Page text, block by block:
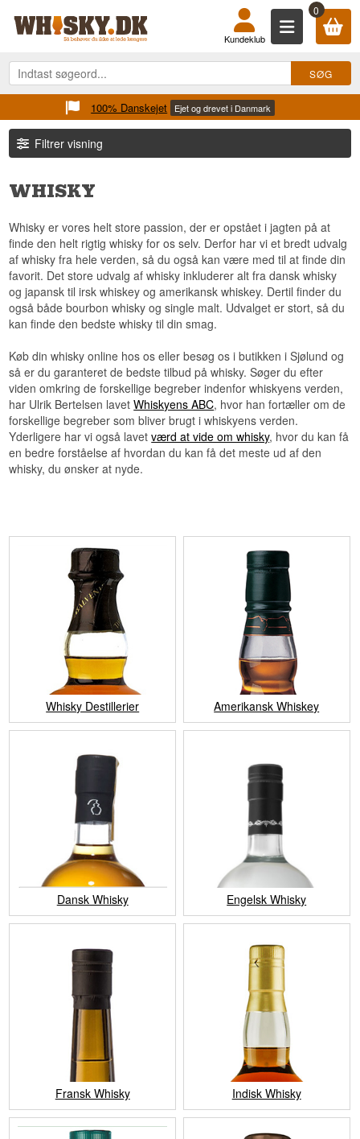
0
Kundeklub
100% Danskejet Ejet og drevet i Danmark
Filtrer visning
WHISKY
Whisky er vores helt store passion, der er opstået i jagten på at
finde den helt rigtig whisky for os selv. Derfor har vi et bredt udvalg
af whisky fra hele verden, så du også kan være med til at finde din
favorit. Det store udvalg af whisky inkluderer alt fra dansk whisky
og japansk til irsk whiskey og amerikansk whiskey. Dertil finder du
også både bourbon whisky og single malt. Udvalget er stort, så du
kan finde den bedste whisky til din smag.
Køb din whisky online hos os eller besøg os i butikken i Sjølund og
så er du garanteret de bedste tilbud på whisky. Søger du efter
viden omkring de forskellige begreber indenfor whiskyens verden,
har Ulrik Bertelsen lavetWhiskyens ABC, hvor han fortæller om de
forskellige begreber som bliver brugt i whiskyens verden.
Yderligere har vi også lavetværd at vide om whisky, hvor du kan få
en bedre forståelse af hvordan du kan få det meste ud af den
whisky, du ønsker at nyde.
Whisky Destillerier Amerikansk Whiskey
Dansk Whisky Engelsk Whisky
Fransk Whisky Indisk Whisky